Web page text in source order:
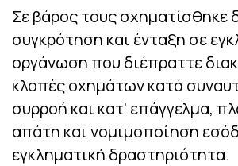
Σε βάρος τους σχηματίσθηκε
συγκρότηση και ένταξη σε
οργάνωση που διέπραττε
κλοπές οχημάτων κατά
συρροή και κατ’ επάγγελμα,
απάτη και νομιμοποίηση
εγκληματική δραστηριότητα.